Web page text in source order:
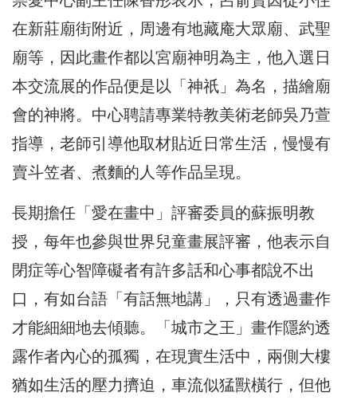
在新莊廟街附近，周邊有地藏庵大眾廟、武聖
廟等，因此畫作都以宮廟神明為主，他入選日
本交流展的作品便是以「神祇」為名，描繪廟
會的神將。中心聘請專業特教美術老師吳乃萱
指導，老師引導他取材貼近日常生活，慢慢有
賣斗笠者、煮麵的人等作品呈現。
長期擔任「愛在畫中」評審委員的蘇振明教
授，每年也參與世界兒童畫展評審，他表示自
閉症等心智障礙者有許多話和心事都說不出
口，有如台語「有話無地講」，只有透過畫作
才能細細地去傾聽。「城市之王」畫作隱約透
露作者內心的孤獨，在現實生活中，兩側大樓
猶如生活的壓力擠迫，車流似猛獸橫行，但他